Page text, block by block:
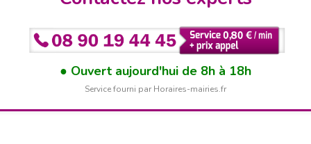
Ouvert aujourd'hui de 8h à 18h
Service fourni par Horaires-mairies.fr